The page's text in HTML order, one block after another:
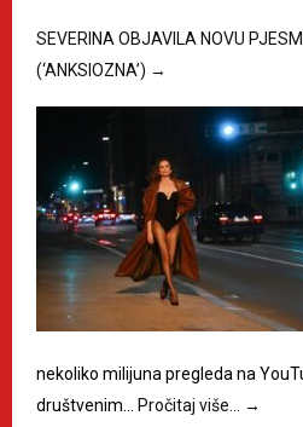
SEVERINA OBJAVILA NOVU
(‘ANKSIOZNA’) →
nekoliko milijuna pregleda na
društvenim…
Pročitaj više… →